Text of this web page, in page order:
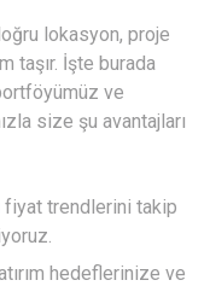
lokasyon, proje
taşır. İşte burada
ve
size şu avantajları
trendlerini takip
hedeflerinize ve